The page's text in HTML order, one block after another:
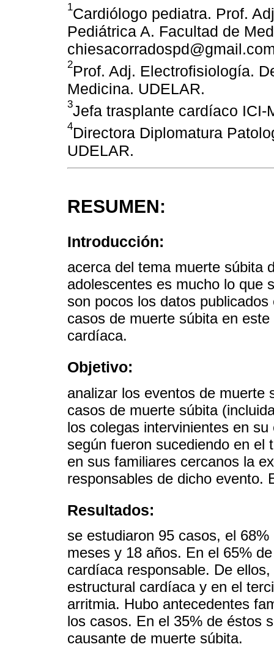
1Cardiólogo pediatra. Prof.
Pediátrica A. Facultad de
2Prof. Adj. Electrofisiología.
Medicina. UDELAR.
3Jefa trasplante cardíaco ICI-
4Directora Diplomatura
UDELAR.
RESUMEN:
Introducción:
acerca del tema muerte súbita
adolescentes es mucho lo que
son pocos los datos
casos de muerte súbita en
cardíaca.
Objetivo:
analizar los eventos de muerte
casos de muerte súbita
los colegas intervinientes en
según fueron sucediendo en el
en sus familiares cercanos la
responsables de dicho evento.
Resultados:
se estudiaron 95 casos, el
meses y 18 años. En el 65%
cardíaca responsable. De
estructural cardíaca y en el
arritmia. Hubo antecedentes
los casos. En el 35% de éstos
causante de muerte súbita.